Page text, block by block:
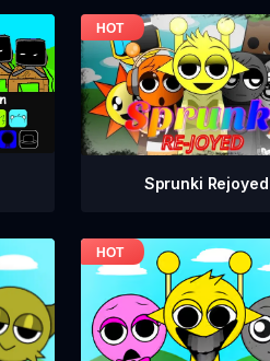
Sprunki Rejoyed